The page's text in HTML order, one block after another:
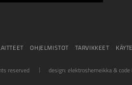
OHJELMISTOT TARVIKKEET
reserved design: elektroshemeikka &code